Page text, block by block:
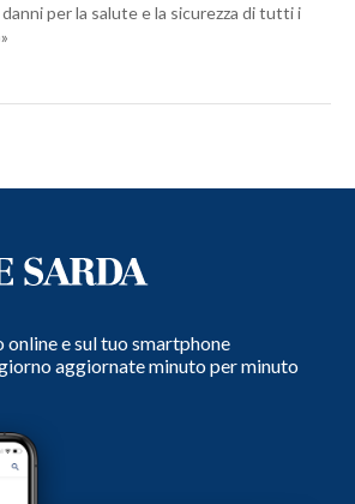
per la salute e la sicurezza di tutti i
e sul tuo smartphone
aggiornate minuto per minuto